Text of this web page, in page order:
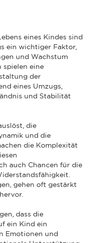
eines Kindes sind
ein wichtiger Faktor,
und Wachstum
spielen eine
der
eines Umzugs,
und Stabilität
die
und die
die Komplexität
auch Chancen für die
gehen oft gestärkt
dass die
ein Kind ein
Emotionen und